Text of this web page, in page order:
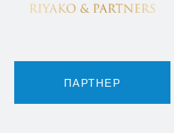
ПАРТНЕР